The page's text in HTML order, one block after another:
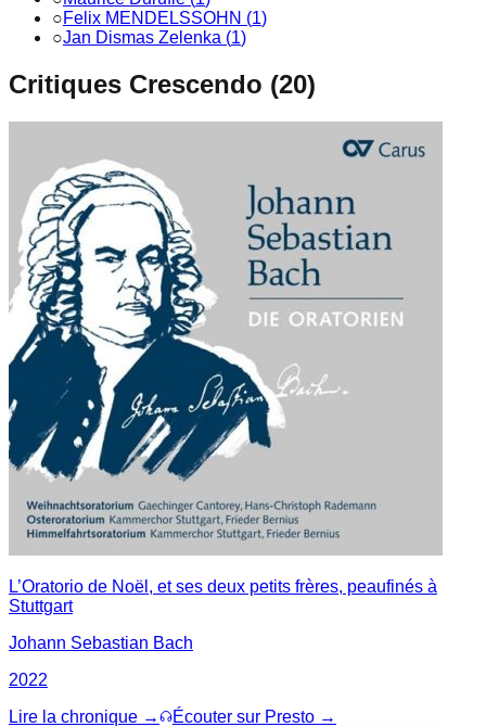
○Felix MENDELSSOHN (1)
○Jan Dismas Zelenka (1)
Critiques Crescendo (20)
L’Oratorio de Noël, et ses deux petits frères, peaufinés à
Stuttgart
Johann Sebastian Bach
2022
Lire la chronique →
Écouter sur Presto →